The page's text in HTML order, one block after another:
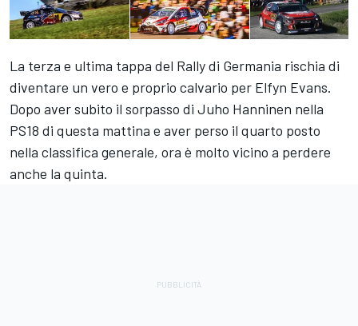
La terza e ultima tappa del Rally di Germania rischia di
diventare un vero e proprio calvario per Elfyn Evans.
Dopo aver subito il sorpasso di Juho Hanninen nella
PS18 di questa mattina e aver perso il quarto posto
nella classifica generale, ora è molto vicino a perdere
anche la quinta.